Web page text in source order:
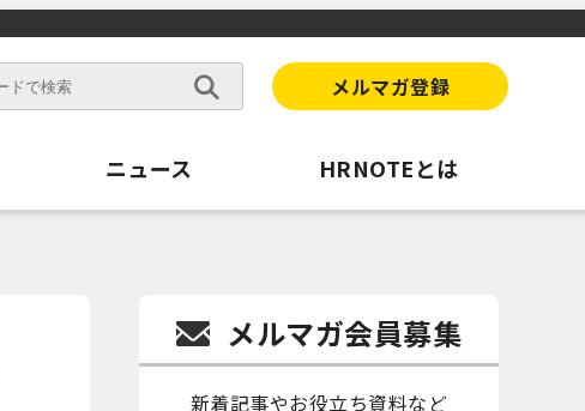
メルマガ登録
ニュース HRNOTEとは
メルマガ会員募集
新着記事やお役立ち資料など